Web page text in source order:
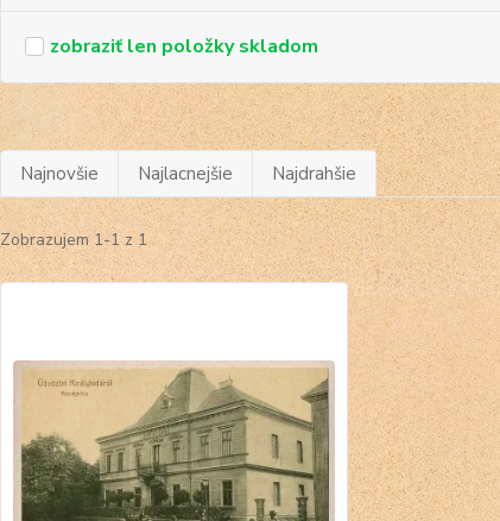
skladom
Najnovšie Najlacnejšie Najdrahšie
Zobrazujem 1-1 z 1